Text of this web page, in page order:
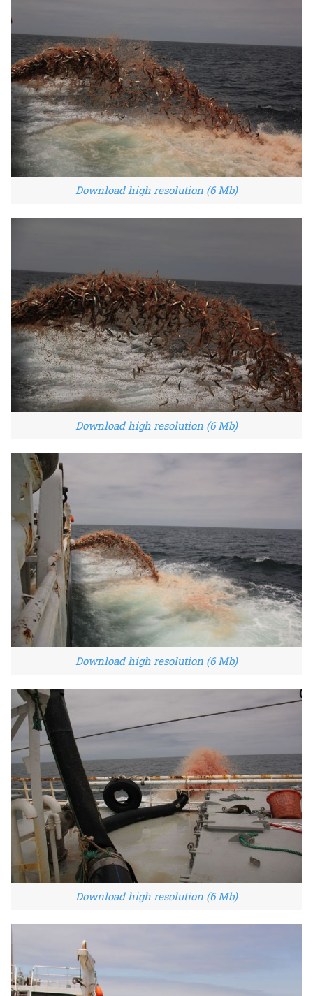
Download high resolution (6 Mb)
Download high resolution (6 Mb)
Download high resolution (6 Mb)
Download high resolution (6 Mb)